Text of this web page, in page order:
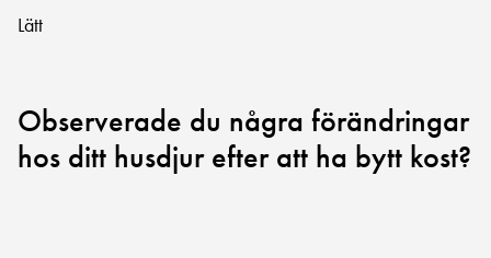
Lätt
Observerade du några förändringar
hos ditt husdjur efter att ha bytt kost?